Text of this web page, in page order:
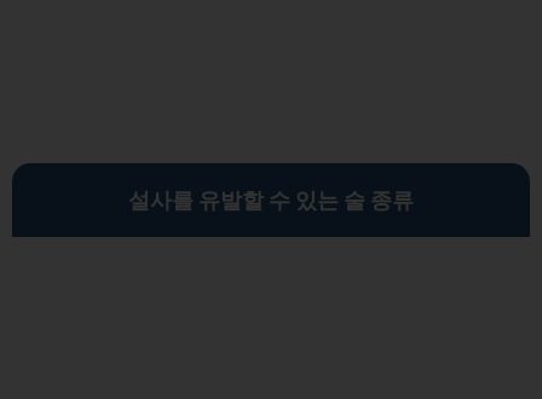
설사를 유발할 수 있는 술 종류